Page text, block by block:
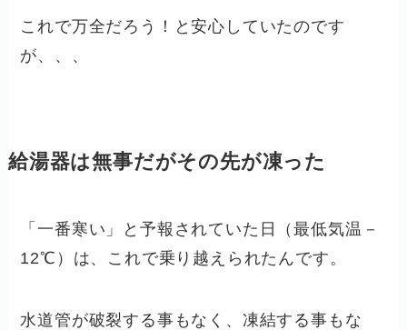
これで万全だろう！と安心していたのです
が、、、
給湯器は無事だがその先が凍った
「一番寒い」と予報されていた日（最低気温－
12℃）は、これで乗り越えられたんです。
水道管が破裂する事もなく、凍結する事もな